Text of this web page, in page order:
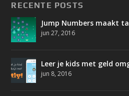
RECENTE POSTS
Jump Numbers maakt
jun 27, 2016
Leer je kids met geld
jun 8, 2016